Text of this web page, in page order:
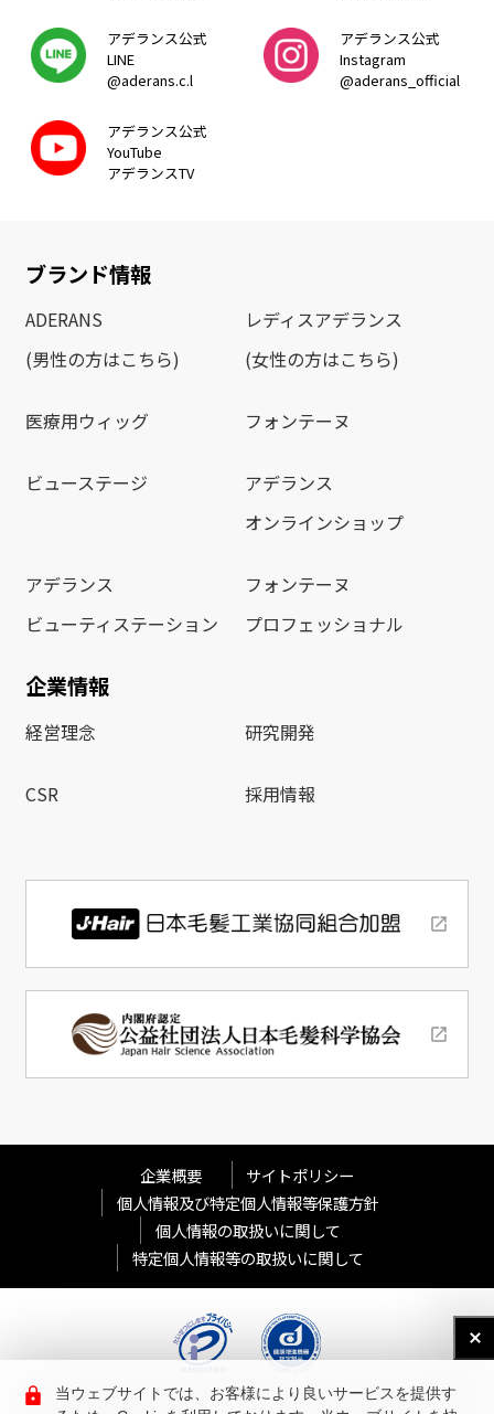
アデランス公式
LINE
@aderans.c.l
アデランス公式
Instagram
@aderans_official
アデランス公式
YouTube
アデランスTV
ブランド情報
ADERANS
(男性の方はこちら)
レディスアデランス
(女性の方はこちら)
医療用ウィッグ フォンテーヌ
ビューステージ
アデランス
オンラインショップ
アデランス
ビューティステーション
フォンテーヌ
プロフェッショナル
企業情報
経営理念 研究開発
CSR 採用情報
企業概要
サイトポリシー
個人情報及び特定個人情報等保護方針
個人情報の取扱いに関して
特定個人情報等の取扱いに関して
当ウェブサイトでは、お客様により良いサービスを提供す